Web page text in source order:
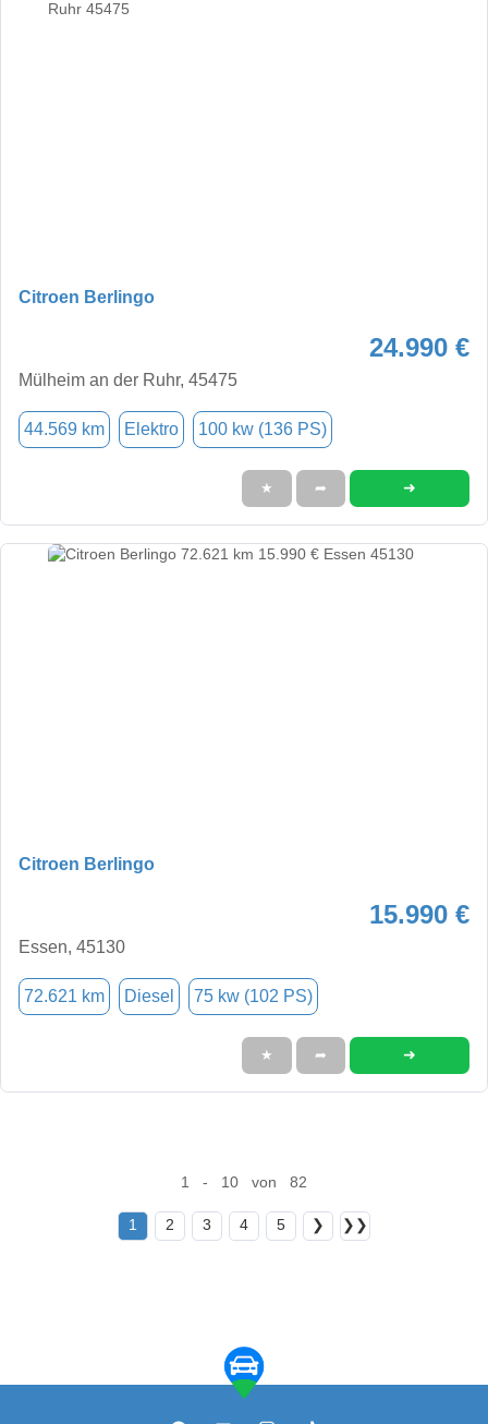
Citroen Berlingo
24.990 €
Mülheim an der Ruhr, 45475
44.569 km Elektro 100 kw (136 PS)
★ ➦ ➜
Citroen Berlingo
15.990 €
Essen, 45130
72.621 km Diesel 75 kw (102 PS)
★ ➦ ➜
1 - 10 von 82
1 2 3 4 5 ❯ ❯❯